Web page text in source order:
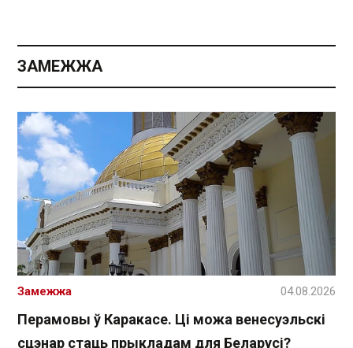
ЗАМЕЖЖА
Перамовы ў Каракасе. Ці можа венесуэльскі
сцэнар стаць прыкладам для Беларусі?
Замежжа 04.08.2026